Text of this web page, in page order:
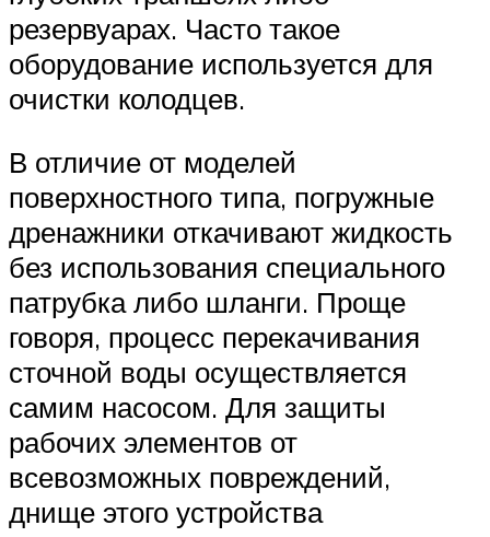
резервуарах. Часто такое
оборудование используется для
очистки колодцев.
В отличие от моделей
поверхностного типа, погружные
дренажники откачивают жидкость
без использования специального
патрубка либо шланги. Проще
говоря, процесс перекачивания
сточной воды осуществляется
самим насосом. Для защиты
рабочих элементов от
всевозможных повреждений,
днище этого устройства